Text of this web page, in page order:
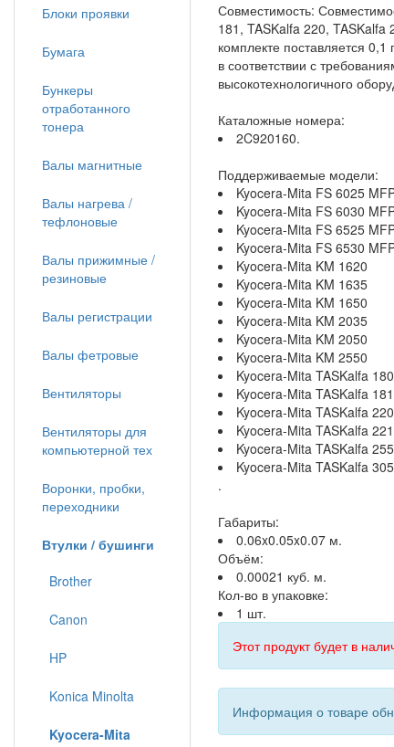
Совместимость:
181, TASKalfa 220,
комплекте поставляется
в соответствии с
высокотехнологичного
Каталожные номера:
2C920160.
Поддерживаемые модели:
Kyocera-Mita FS 6025
Kyocera-Mita FS 6030
Kyocera-Mita FS 6525
Kyocera-Mita FS 6530
Kyocera-Mita KM 1620
Kyocera-Mita KM 1635
Kyocera-Mita KM 1650
Kyocera-Mita KM 2035
Kyocera-Mita KM 2050
Kyocera-Mita KM 2550
Kyocera-Mita TASKalfa 180
Kyocera-Mita TASKalfa 181
Kyocera-Mita TASKalfa 220
Kyocera-Mita TASKalfa 221
Kyocera-Mita TASKalfa 255
Kyocera-Mita TASKalfa 305
.
Габариты:
0.06x0.05x0.07 м.
Объём:
0.00021 куб. м.
Кол-во в упаковке:
1 шт.
Этот продукт будет в
Информация о товаре
Блоки проявки
Бумага
Бункеры
отработанного
тонера
Валы магнитные
Валы нагрева /
тефлоновые
Валы прижимные /
резиновые
Валы регистрации
Валы фетровые
Вентиляторы
Вентиляторы для
компьютерной тех
Воронки, пробки,
переходники
Втулки / бушинги
Brother
Canon
HP
Konica Minolta
Kyocera-Mita